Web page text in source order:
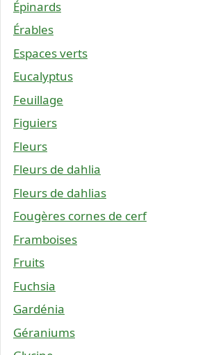
Épinards
Érables
Espaces verts
Eucalyptus
Feuillage
Figuiers
Fleurs
Fleurs de dahlia
Fleurs de dahlias
Fougères cornes de cerf
Framboises
Fruits
Fuchsia
Gardénia
Géraniums